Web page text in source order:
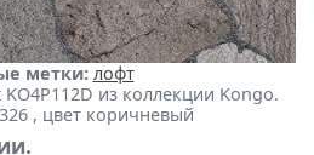
метки: лофт
из коллекции Kongo.
, цвет коричневый